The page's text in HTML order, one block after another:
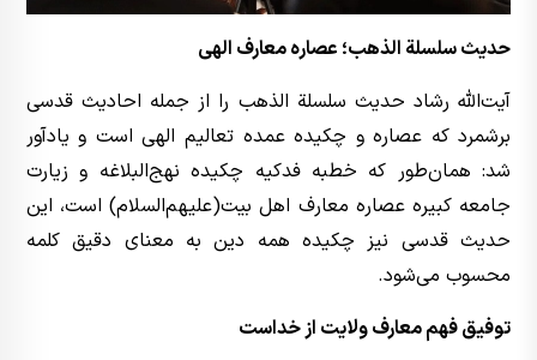
حدیث سلسلة الذهب؛ عصاره معارف الهی
آیت‌الله رشاد حدیث سلسلة الذهب را از جمله احادیث قدسی
برشمرد که عصاره و چکیده عمده تعالیم الهی است و یادآور
شد: همان‌طور که خطبه فدکیه چکیده نهج‌البلاغه و زیارت
جامعه کبیره عصاره معارف اهل بیت(علیهم‌السلام) است، این
حدیث قدسی نیز چکیده همه دین به معنای دقیق کلمه
محسوب می‌شود.
توفیق فهم معارف ولایت از خداست